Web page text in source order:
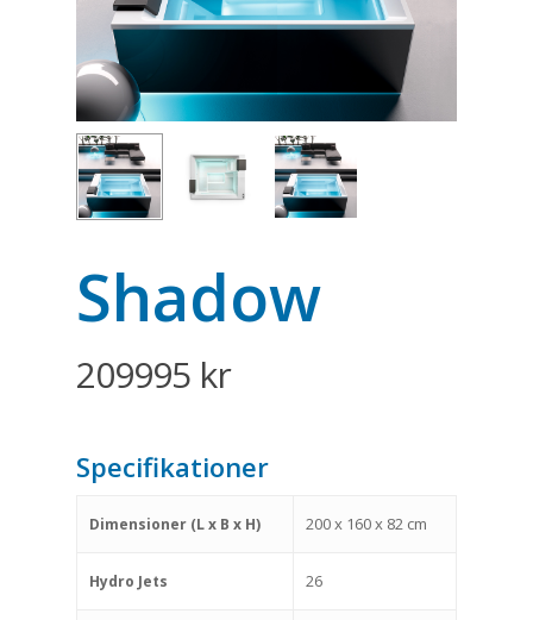
Shadow
209995 kr
Specifikationer
Dimensioner (L x B x H) 200 x 160 x 82 cm
Hydro Jets 26